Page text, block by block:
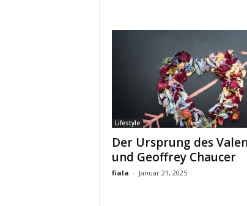
Lifestyle
Der Ursprung des
und Geoffrey Chaucer
fiala - Januar 21, 2025